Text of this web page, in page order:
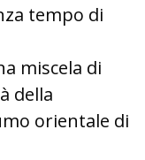
tempo di
miscela di
della
orientale di